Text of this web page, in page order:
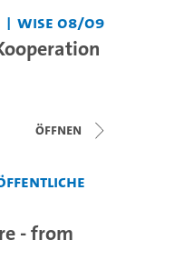
WiSe 08/09
Öffnen
- from